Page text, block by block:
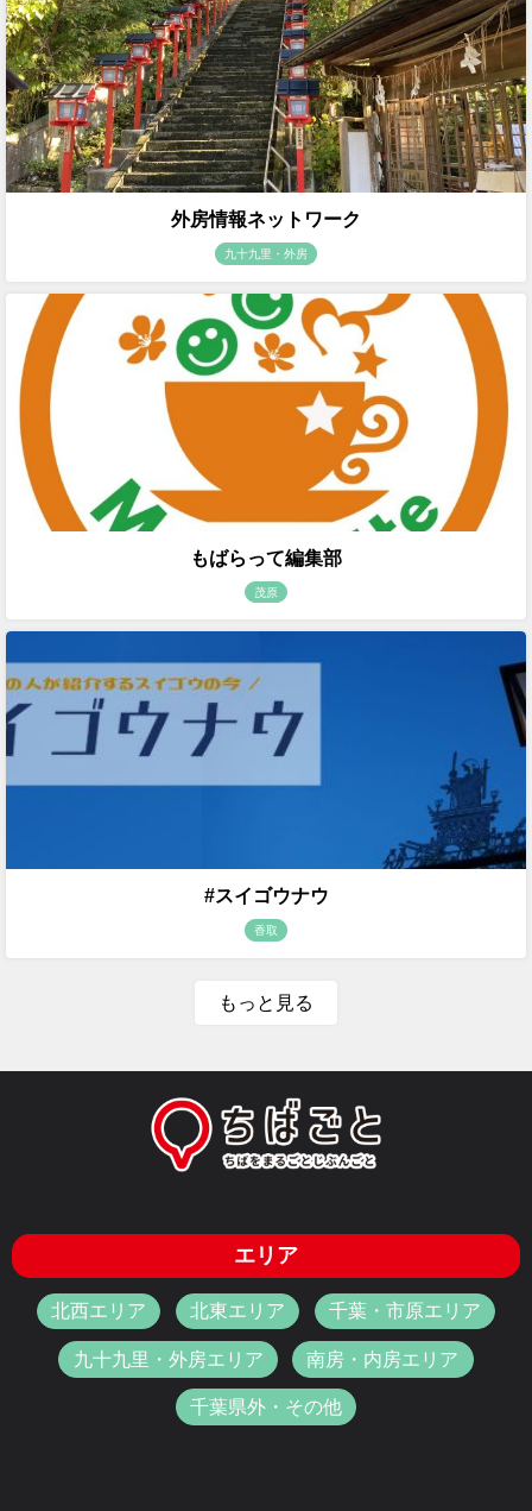
外房情報ネットワーク
九十九里・外房
もばらって編集部
茂原
#スイゴウナウ
香取
もっと見る
エリア
北西エリア 北東エリア 千葉・市原エリア
九十九里・外房エリア 南房・内房エリア
千葉県外・その他